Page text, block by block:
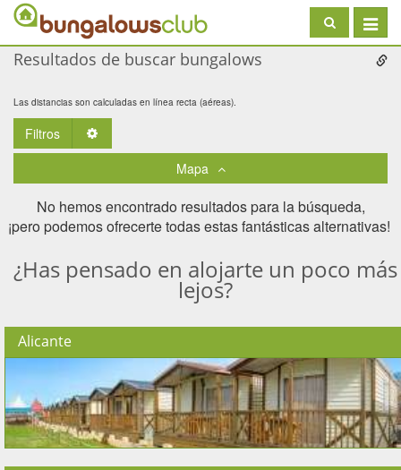
Toggle
Resultados de buscar bungalows
Las distancias son calculadas en línea recta (aéreas).
Filtros
Mapa
No hemos encontrado resultados para la búsqueda,
¡pero podemos ofrecerte todas estas fantásticas alternativas! ​
¿Has pensado en alojarte un poco más
lejos?
Alicante